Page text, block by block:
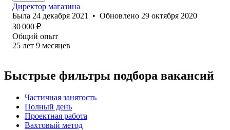
Директор магазина
Была 24 декабря 2021 • Обновлено 29 октября 2020
30 000 ₽
Общий опыт
25 лет 9 месяцев
Быстрые фильтры подбора вакансий
Частичная занятость
Полный день
Проектная работа
Вахтовый метод